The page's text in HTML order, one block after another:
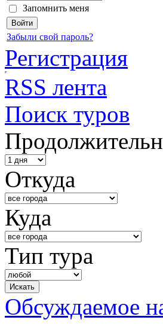
Запомнить меня
Забыли свой пароль?
Регистрация
RSS лента
Поиск туров
Откуда
Куда
Тип тура
Обсуждаемое